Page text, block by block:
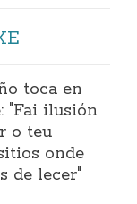
toca en
"Fai ilusión
o teu
onde
de lecer"